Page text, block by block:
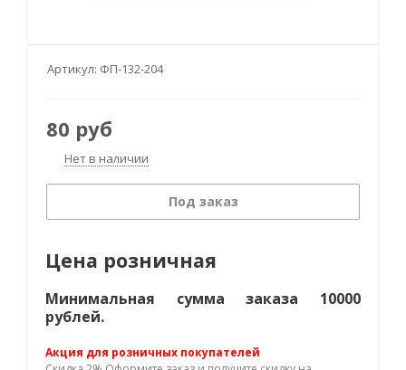
Артикул: ФП-132-204
80 руб
Нет в наличии
Под заказ
Цена розничная
Минимальная сумма заказа 10000
рублей.
Акция для розничных покупателей